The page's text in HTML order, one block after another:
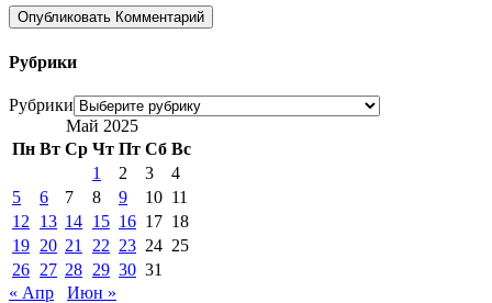
Рубрики
Рубрики
Май 2025
Пн Вт Ср Чт Пт Сб Вс
1
2 3
4
5
6 7 8 9 10 11
12
13 14 15 16 17 18
19 20 21 22 23 24 25
26 27 28 29 30 31
« Апр
Июн »